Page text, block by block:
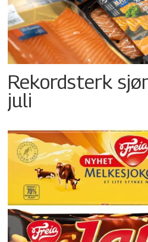
Rekordsterk
juli